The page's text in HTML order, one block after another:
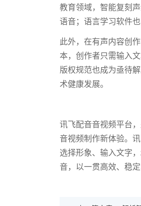
教育领域，智能复刻
语音；语言学习软件
此外，在有声内容创
本，创作者只需输入
版权规范也成为亟待
术健康发展。
讯飞配音音视频平台
音视频制作新体验。
选择形象、输入文字
音，以一贯高效、稳